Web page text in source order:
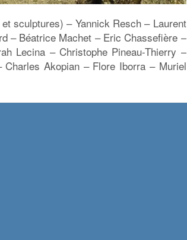
sculptures) – Yannick Resch – Laurent
– Béatrice Machet – Eric Chassefière –
Lecina – Christophe Pineau-Thierry –
Akopian – Flore Iborra – Muriel